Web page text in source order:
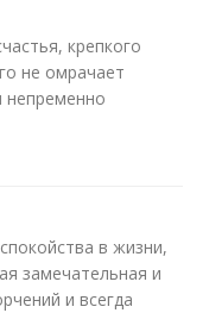
крепкого
не омрачает
непременно
в жизни,
замечательная и
и всегда